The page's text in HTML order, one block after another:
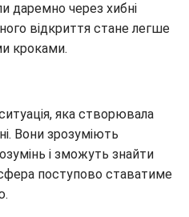
даремно через хибні
відкриття стане легше
кроками.
яка створювала
Вони зрозуміють
і зможуть знайти
поступово ставатиме